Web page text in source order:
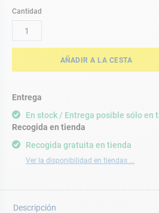
Cantidad
AÑADIR A LA CESTA
Entrega
En stock / Entrega posible sólo en
Recogida gratuita en tienda
Ver la disponibilidad en tiendas ...
Recogida en tienda
Descripción